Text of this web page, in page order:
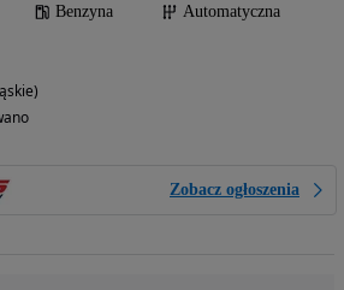
Benzyna
Automatyczna
Zobacz ogłoszenia